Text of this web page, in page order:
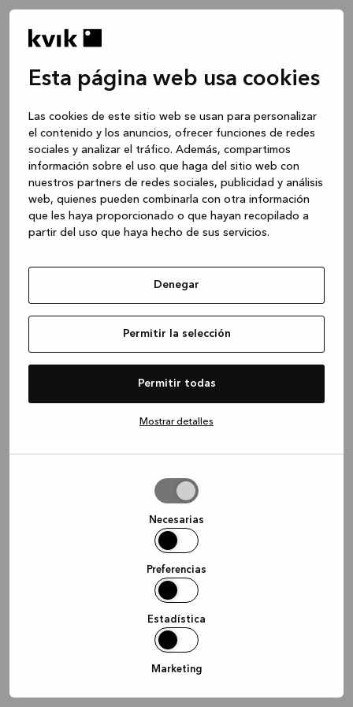
Esta página web usa cookies
Las cookies de este sitio web se usan para personalizar
el contenido y los anuncios, ofrecer funciones de redes
sociales y analizar el tráfico. Además, compartimos
información sobre el uso que haga del sitio web con
nuestros partners de redes sociales, publicidad y análisis
web, quienes pueden combinarla con otra información
que les haya proporcionado o que hayan recopilado a
partir del uso que haya hecho de sus servicios.
Denegar
Permitir la selección
Permitir todas
Mostrar detalles
Necesarias
Preferencias
Estadística
Marketing
Application error: a client-side exception has occurred
loadingwww.kvik.es (see the browser console for more